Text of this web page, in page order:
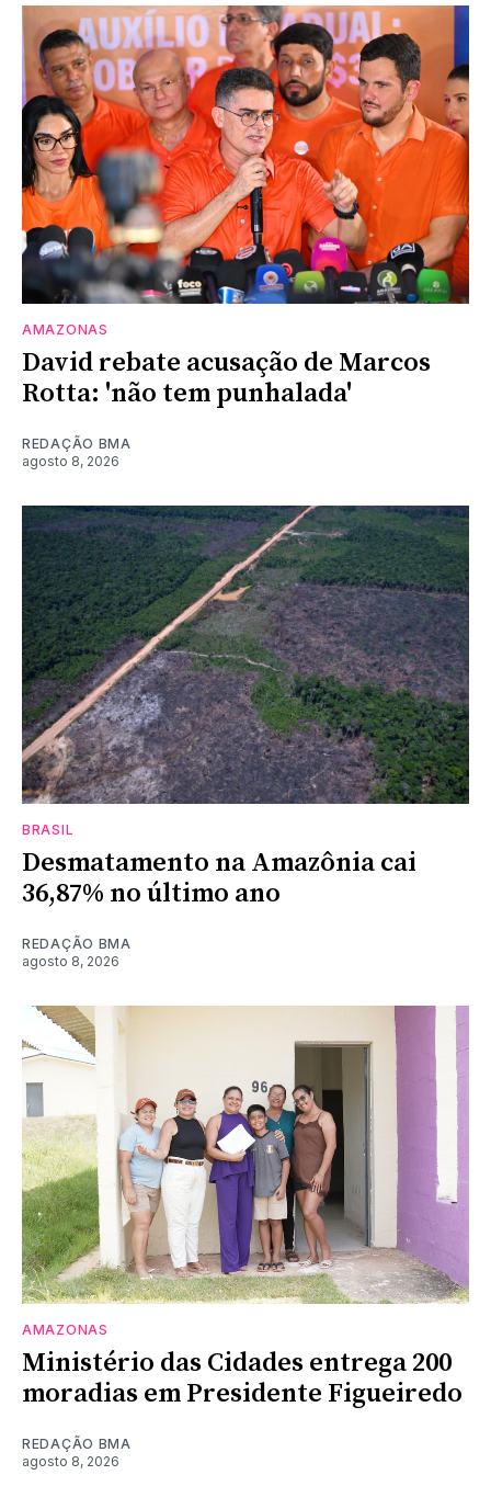
AMAZONAS
David rebate acusação de Marcos
Rotta: 'não tem punhalada'
REDAÇÃO BMA
agosto 8, 2026
BRASIL
Desmatamento na Amazônia cai
36,87% no último ano
REDAÇÃO BMA
agosto 8, 2026
AMAZONAS
Ministério das Cidades entrega 200
moradias em Presidente Figueiredo
REDAÇÃO BMA
agosto 8, 2026